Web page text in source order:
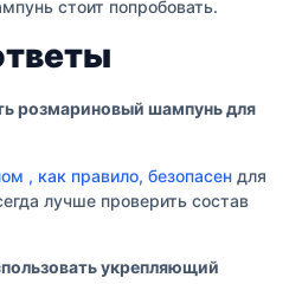
стоит попробовать.
розмариновый шампунь для
, как правило, безопасен для
лучше проверить состав
укрепляющий